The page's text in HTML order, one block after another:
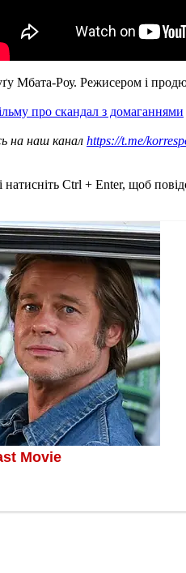
Мбата-Роу. Режисером і
про скандал з домаганнями
на наш канал https://t.me/
Ctrl + Enter, щоб